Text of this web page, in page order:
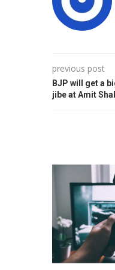
previous post
BJP will get a
jibe at Amit